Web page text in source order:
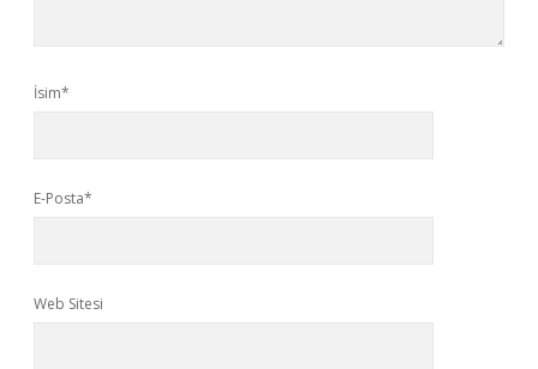
İsim*
E-Posta*
Web Sitesi